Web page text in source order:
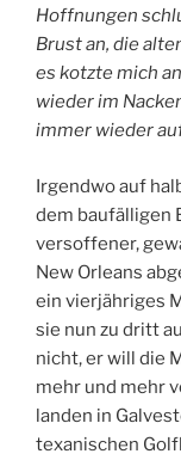
Hoffnungen
Brust an, die
es kotzte mich
wieder im
immer wieder
Irgendwo auf
dem baufälligen
versoffener,
New Orleans
ein vierjähriges
sie nun zu dritt
nicht, er will die
mehr und mehr
landen in
texanischen